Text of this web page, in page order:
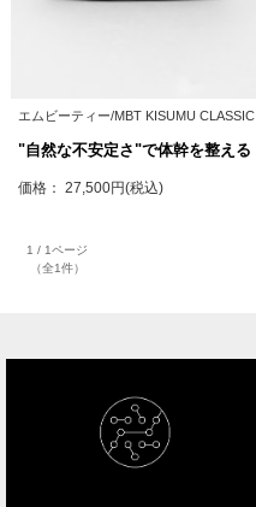
エムビーティー/MBT KISUMU CLASSIC
"自然な不安定さ"で体幹を整える
価格： 27,500円(税込)
1 / 1ページ
（全1件）